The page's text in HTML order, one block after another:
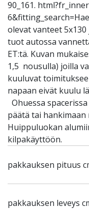
90_161.
olevat vanteet
tuot autossa
ET:tä. Kuvan
1,5 nousulla) joilla
kuuluvat
napaan eivät kuulu
Ohuessa
päätä tai
Huippuluokan
kilpakäyttöön.
pakkauksen pituus
pakkauksen leveys